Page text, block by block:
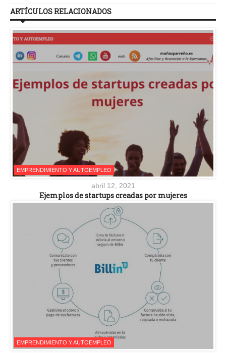
ARTÍCULOS RELACIONADOS
EMPRENDIMIENTO Y AUTOEMPLEO
abril 12, 2021
Ejemplos de startups creadas por mujeres
EMPRENDIMIENTO Y AUTOEMPLEO